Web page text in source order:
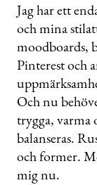
Jag har ett
och mina
moodboards,
Pinterest och
Och nu
trygga, varma
balanseras.
och former.
mig nu.